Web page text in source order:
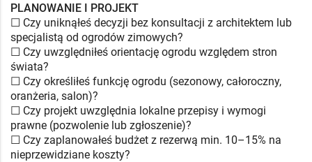
PLANOWANIE I PROJEKT
☐ Czy uniknąłeś decyzji bez konsultacji z architektem lub
specjalistą od ogrodów zimowych?
☐ Czy uwzględniłeś orientację ogrodu względem stron
świata?
☐ Czy określiłeś funkcję ogrodu (sezonowy, całoroczny,
oranżeria, salon)?
☐ Czy projekt uwzględnia lokalne przepisy i wymogi
prawne (pozwolenie lub zgłoszenie)?
☐ Czy zaplanowałeś budżet z rezerwą min. 10–15% na
nieprzewidziane koszty?